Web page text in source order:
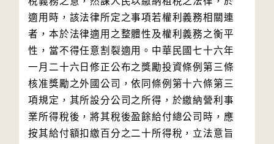
適用時，該法律所定之事項若權利義務相關連
者，本於法律適用之整體性及權利義務之衡平
性，當不得任意割裂適用。中華民國七十六年
一月二十六日修正公布之獎勵投資條例第三條
核准獎勵之外國公司，依同條例第十六條第三
項規定，其所設分公司之所得，於繳納營利事
業所得稅後，將其稅後盈餘給付總公司時，應
按其給付額扣繳百分之二十所得稅，立法意旨